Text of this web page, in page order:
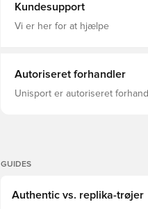
Doubleface-Jacquard
Mesh-Einsätze für
Details PUMA Teenager:
Chemical Recycling, Mechanical - Embossing - Drycell (Fun/001),
Kundesupport
Vi er her for at hjælpe
Autoriseret forhandler
Unisport er autoriseret
GUIDES
Authentic vs. replika-trøjer